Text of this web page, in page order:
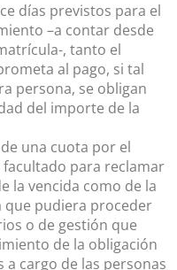
días previstos para el
–a contar desde
, tanto el
al pago, si tal
persona, se obligan
del importe de la
una cuota por el
para reclamar
la vencida como de la
que pudiera proceder
o de gestión que
de la obligación
cargo de las personas